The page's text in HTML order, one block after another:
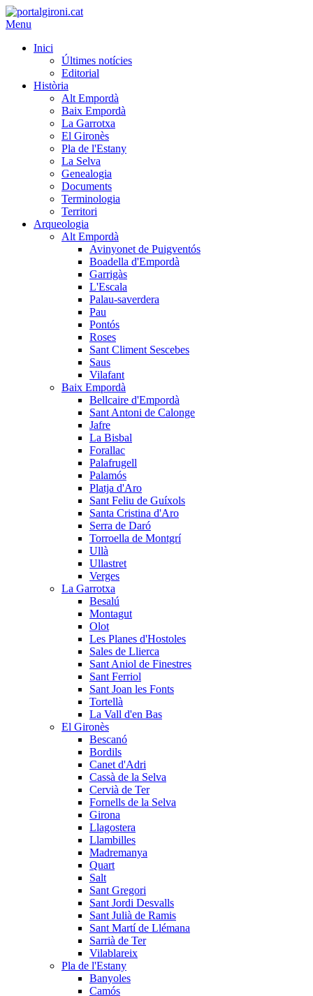
Menu
Inici
Últimes notícies
Editorial
Història
Alt Empordà
Baix Empordà
La Garrotxa
El Gironès
Pla de l'Estany
La Selva
Genealogia
Documents
Terminologia
Territori
Arqueologia
Alt Empordà
Avinyonet de Puigventós
Boadella d'Empordà
Garrigàs
L'Escala
Palau-saverdera
Pau
Pontós
Roses
Sant Climent Sescebes
Saus
Vilafant
Baix Empordà
Bellcaire d'Empordà
Sant Antoni de Calonge
Jafre
La Bisbal
Forallac
Palafrugell
Palamós
Platja d'Aro
Sant Feliu de Guíxols
Santa Cristina d'Aro
Serra de Daró
Torroella de Montgrí
Ullà
Ullastret
Verges
La Garrotxa
Besalú
Montagut
Olot
Les Planes d'Hostoles
Sales de Llierca
Sant Aniol de Finestres
Sant Ferriol
Sant Joan les Fonts
Tortellà
La Vall d'en Bas
El Gironès
Bescanó
Bordils
Canet d'Adri
Cassà de la Selva
Cervià de Ter
Fornells de la Selva
Girona
Llagostera
Llambilles
Madremanya
Quart
Salt
Sant Gregori
Sant Jordi Desvalls
Sant Julià de Ramis
Sant Martí de Llémana
Sarrià de Ter
Vilablareix
Pla de l'Estany
Banyoles
Camós